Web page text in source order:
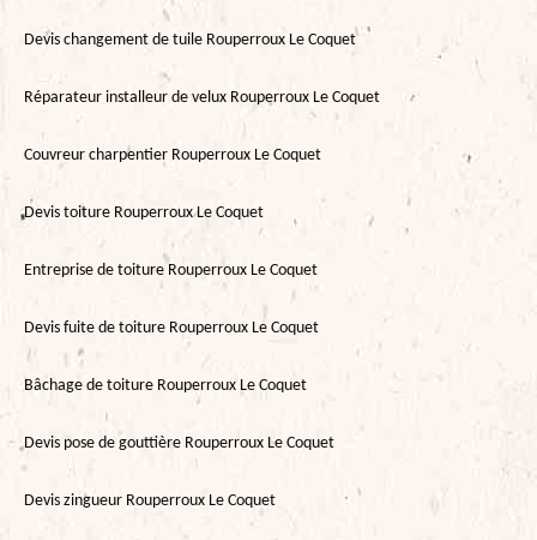
Devis changement de tuile Rouperroux Le Coquet
Réparateur installeur de velux Rouperroux Le Coquet
Couvreur charpentier Rouperroux Le Coquet
Devis toiture Rouperroux Le Coquet
Entreprise de toiture Rouperroux Le Coquet
Devis fuite de toiture Rouperroux Le Coquet
Bâchage de toiture Rouperroux Le Coquet
Devis pose de gouttière Rouperroux Le Coquet
Devis zingueur Rouperroux Le Coquet